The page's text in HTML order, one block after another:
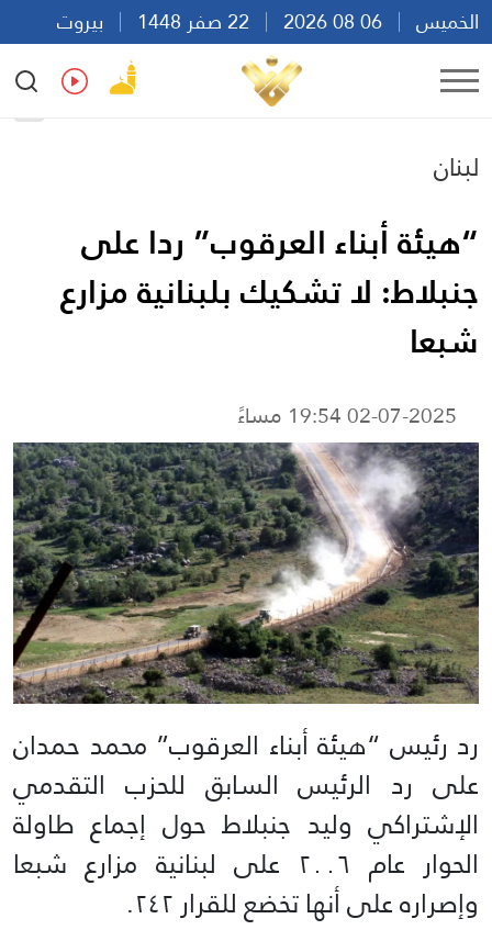
الخميس
بيروت
15:45
Ar
لبنان
“هيئة أبناء العرقوب” ردا على
جنبلاط: لا تشكيك بلبنانية مزارع
شبعا
02-07-2025 19:54 مساءً
رد رئيس “هيئة أبناء العرقوب” محمد حمدان
على رد الرئيس السابق للحزب التقدمي
الإشتراكي وليد جنبلاط حول إجماع طاولة
الحوار عام ٢٠٠٦ على لبنانية مزارع شبعا
وإصراره على أنها تخضع للقرار ٢٤٢.